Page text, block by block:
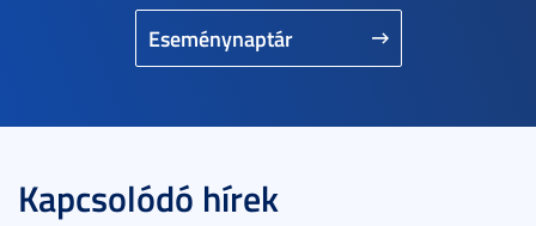
Eseménynaptár
Kapcsolódó hírek